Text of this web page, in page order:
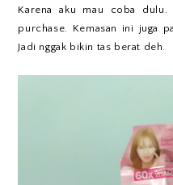
Karena aku mau coba
purchase. Kemasan ini juga
Jadi nggak bikin tas berat deh.